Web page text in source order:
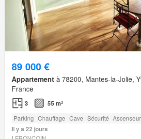
89 000 €
Appartement à 78200, Mantes-la-Jolie,
France
3 55 m²
Parking Chauffage Cave Sécurité Ascenseur
Il y a 22 jours